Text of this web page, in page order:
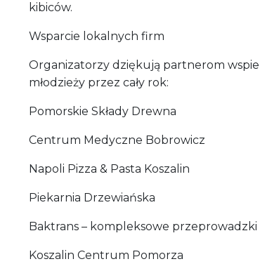
kibiców.
Wsparcie lokalnych firm
Organizatorzy dziękują partnerom
młodzieży przez cały rok:
Pomorskie Składy Drewna
Centrum Medyczne Bobrowicz
Napoli Pizza & Pasta Koszalin
Piekarnia Drzewiańska
Baktrans – kompleksowe przeprowadzki
Koszalin Centrum Pomorza